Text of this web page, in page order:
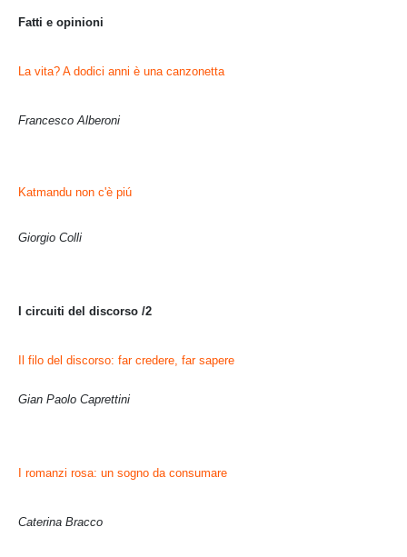
Fatti e opinioni
La vita? A dodici anni è una canzonetta
Francesco Alberoni
Katmandu non c'è piú
Giorgio Colli
I circuiti del discorso /2
Il filo del discorso: far credere, far sapere
Gian Paolo Caprettini
I romanzi rosa: un sogno da consumare
Caterina Bracco